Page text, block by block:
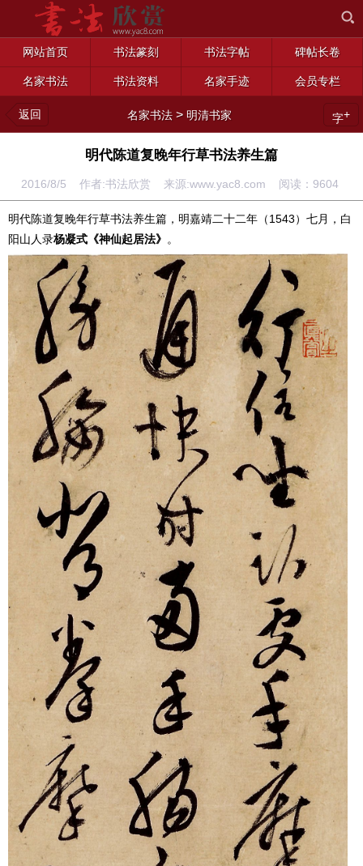
网站首页 书法篆刻 书法字帖 碑帖长卷
名家书法 书法资料 名家手迹 会员专栏
返回 名家书法 > 明清书家 字+
明代陈道复晚年行草书法养生篇
2016/8/5 作者:书法欣赏 来源:www.yac8.com 阅读： 9604
明代陈道复晚年行草书法养生篇，明嘉靖二十二年（1543）七月，白
阳山人录杨凝式《神仙起居法》 。